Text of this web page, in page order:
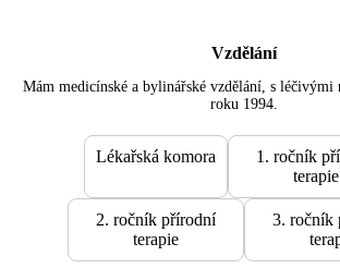
Vzdělání
Mám medicínské a bylinářské vzdělání, s léčivými
roku 1994.
Lékařská komora
1. ročník
terapie
2. ročník přírodní
terapie
3. ročník